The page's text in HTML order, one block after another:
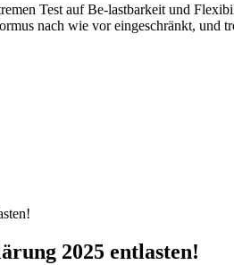
Test auf Be-lastbarkeit und
nach wie vor eingeschränkt,
2025 entlasten!